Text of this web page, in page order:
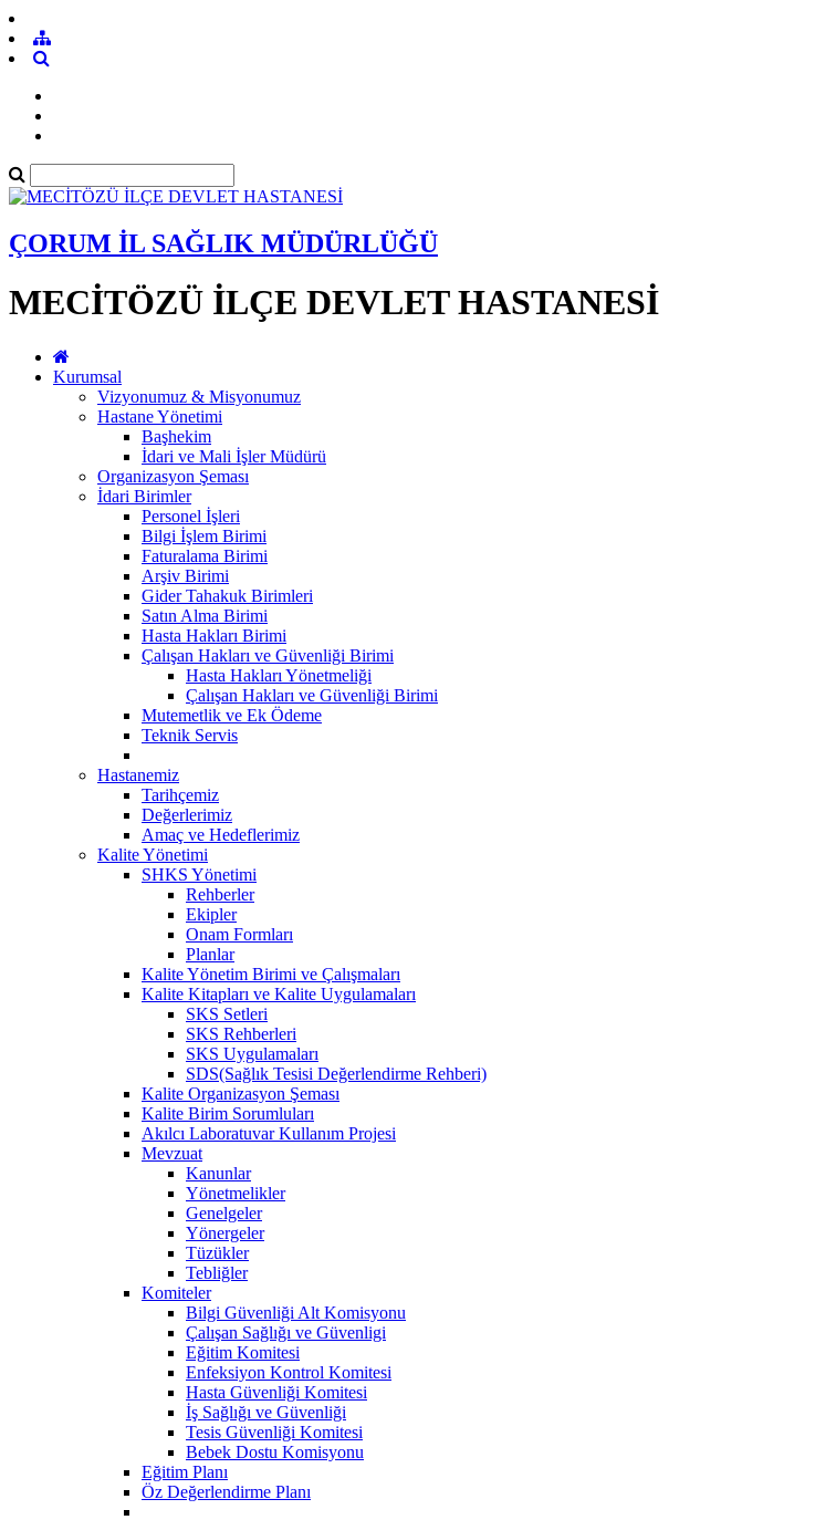
ÇORUM İL SAĞLIK MÜDÜRLÜĞÜ
MECİTÖZÜ İLÇE DEVLET HASTANESİ
Kurumsal
Vizyonumuz & Misyonumuz
Hastane Yönetimi
Başhekim
İdari ve Mali İşler Müdürü
Organizasyon Şeması
İdari Birimler
Personel İşleri
Bilgi İşlem Birimi
Faturalama Birimi
Arşiv Birimi
Gider Tahakuk Birimleri
Satın Alma Birimi
Hasta Hakları Birimi
Çalışan Hakları ve Güvenliği Birimi
Hasta Hakları Yönetmeliği
Çalışan Hakları ve Güvenliği Birimi
Mutemetlik ve Ek Ödeme
Teknik Servis
Hastanemiz
Tarihçemiz
Değerlerimiz
Amaç ve Hedeflerimiz
Kalite Yönetimi
SHKS Yönetimi
Rehberler
Ekipler
Onam Formları
Planlar
Kalite Yönetim Birimi ve Çalışmaları
Kalite Kitapları ve Kalite Uygulamaları
SKS Setleri
SKS Rehberleri
SKS Uygulamaları
SDS(Sağlık Tesisi Değerlendirme Rehberi)
Kalite Organizasyon Şeması
Kalite Birim Sorumluları
Akılcı Laboratuvar Kullanım Projesi
Mevzuat
Kanunlar
Yönetmelikler
Genelgeler
Yönergeler
Tüzükler
Tebliğler
Komiteler
Bilgi Güvenliği Alt Komisyonu
Çalışan Sağlığı ve Güvenligi
Eğitim Komitesi
Enfeksiyon Kontrol Komitesi
Hasta Güvenliği Komitesi
İş Sağlığı ve Güvenliği
Tesis Güvenliği Komitesi
Bebek Dostu Komisyonu
Eğitim Planı
Öz Değerlendirme Planı